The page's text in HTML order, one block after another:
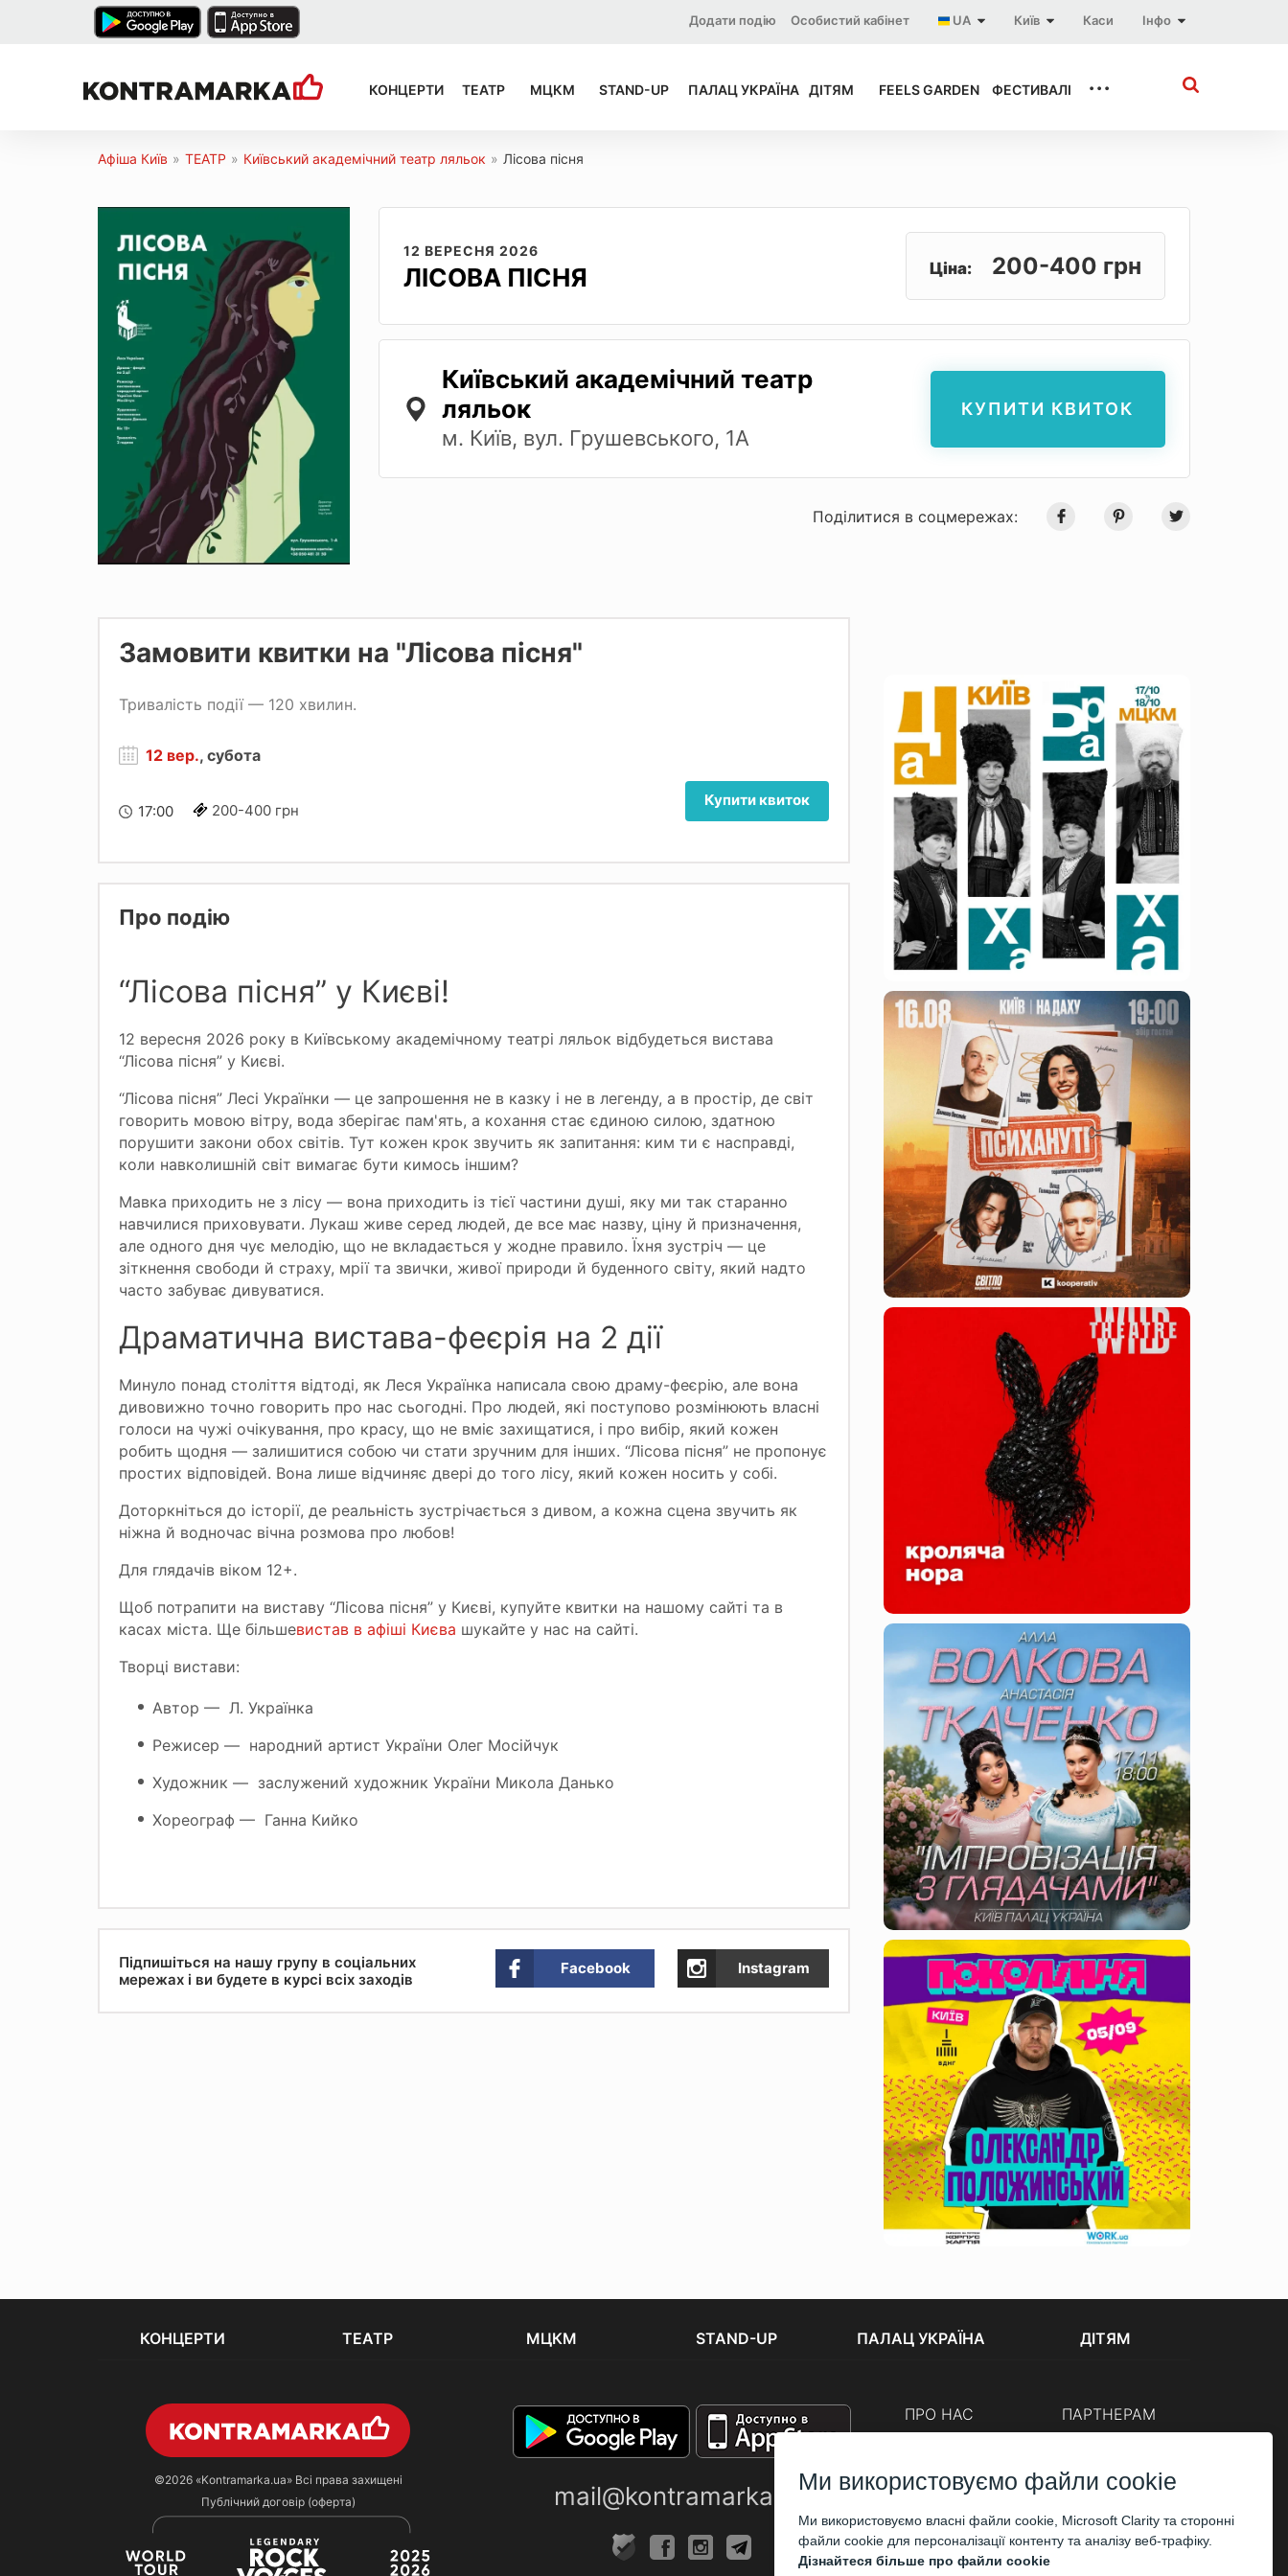
Інфо
Каси
Київ
UA
Особистий кабінет
Додати подію
КОНЦЕРТИ ТЕАТР МЦКМ STAND-UP ПАЛАЦ УКРАЇНА ДІТЯМ FEELS GARDEN ФЕСТИВАЛІ ...
Афіша Київ » ТЕАТР » Київський академічний театр ляльок » Лісова пісня
12 ВЕРЕСНЯ 2026
ЛІСОВА ПІСНЯ Ціна: 200-400 грн
Київський академічний театр
ляльок
м. Київ, вул. Грушевського, 1А
КУПИТИ КВИТОК
Поділитися в соцмережах:
Замовити квитки на "Лісова пісня"
Тривалість події — 120 хвилин.
12 вер., субота
17:00 200-400 грн
Купити квиток
Про подію
“Лісова пісня” у Києві!
12 вересня 2026 року в Київському академічному театрі ляльок відбудеться вистава
“Лісова пісня” у Києві.
“Лісова пісня” Лесі Українки — це запрошення не в казку і не в легенду, а в простір, де світ
говорить мовою вітру, вода зберігає пам'ять, а кохання стає єдиною силою, здатною
порушити закони обох світів. Тут кожен крок звучить як запитання: ким ти є насправді,
коли навколишній світ вимагає бути кимось іншим?
Мавка приходить не з лісу — вона приходить із тієї частини душі, яку ми так старанно
навчилися приховувати. Лукаш живе серед людей, де все має назву, ціну й призначення,
але одного дня чує мелодію, що не вкладається у жодне правило. Їхня зустріч — це
зіткнення свободи й страху, мрії та звички, живої природи й буденного світу, який надто
часто забуває дивуватися.
Драматична вистава-феєрія на 2 дії
Минуло понад століття відтоді, як Леся Українка написала свою драму-феєрію, але вона
дивовижно точно говорить про нас сьогодні. Про людей, які поступово розмінюють власні
голоси на чужі очікування, про красу, що не вміє захищатися, і про вибір, який кожен
робить щодня — залишитися собою чи стати зручним для інших. “Лісова пісня” не пропонує
простих відповідей. Вона лише відчиняє двері до того лісу, який кожен носить у собі.
Доторкніться до історії, де реальність зустрічається з дивом, а кожна сцена звучить як
ніжна й водночас вічна розмова про любов!
Для глядачів віком 12+.
Щоб потрапити на виставу “Лісова пісня” у Києві, купуйте квитки на нашому сайті та в
касах міста. Ще більшевистав в афіші Києва шукайте у нас на сайті.
Творці вистави:
Автор — Л. Українка
Режисер — народний артист України Олег Мосійчук
Художник — заслужений художник України Микола Данько
Хореограф — Ганна Кийко
Підпишіться на нашу групу в соціальних
мережах і ви будете в курсі всіх заходів
Facebook Instagram
КОНЦЕРТИ ТЕАТР МЦКМ STAND-UP ПАЛАЦ УКРАЇНА ДІТЯМ
©2026 «Kontramarka.ua»Всі права захищені
Публічний договір (оферта)
mail@kontramarka.ua
ПРО НАС ПАРТНЕРАМ
Корпоративним клієнтам
Ми використовуємо файли cookie
Ми використовуємо власні файли cookie, Microsoft Clarity та сторонні
файли cookie для персоналізації контенту та аналізу веб-трафіку.
Дізнайтеся більше про файли cookie